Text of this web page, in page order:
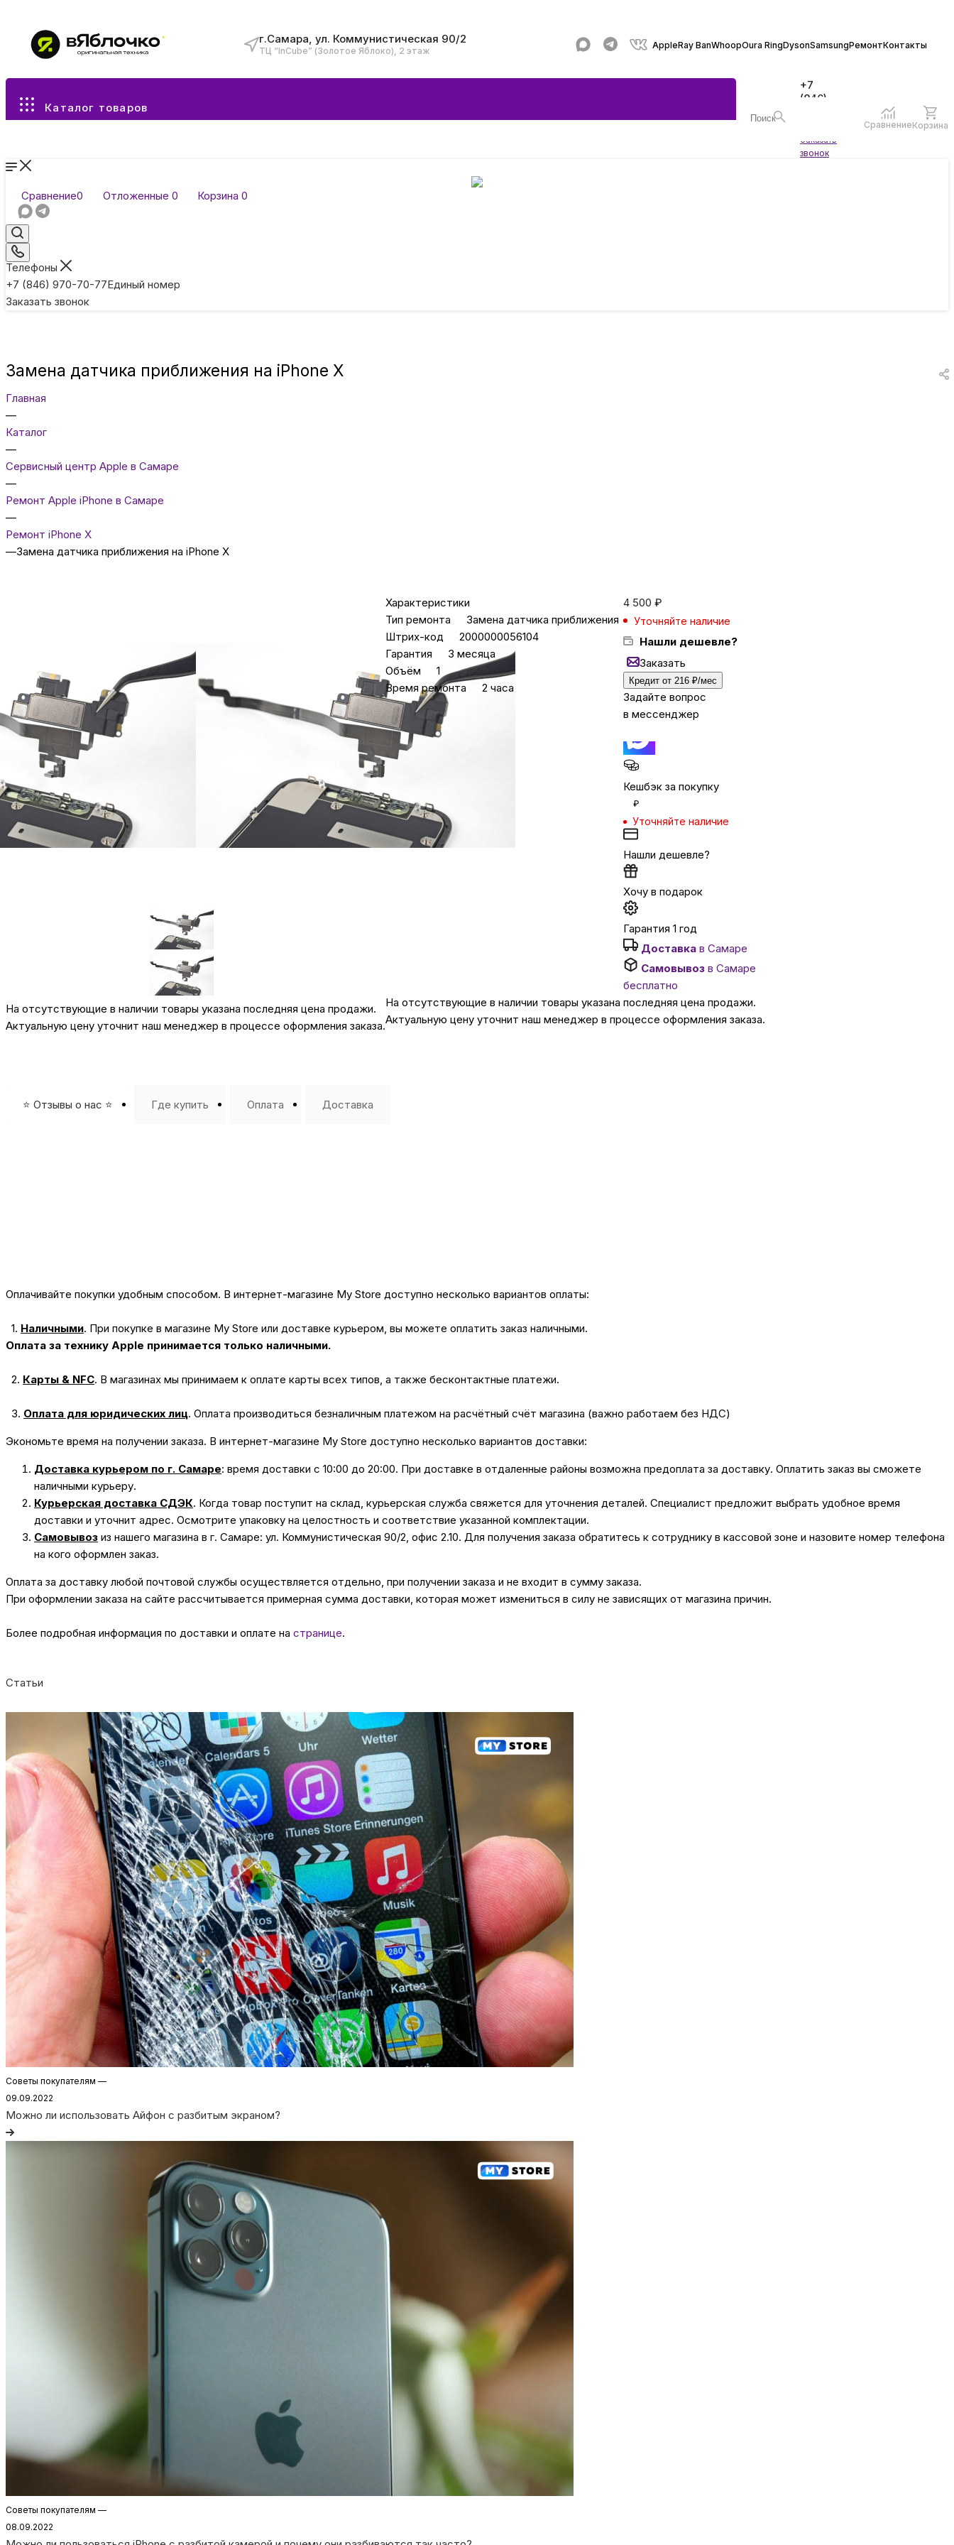
г.Самара, ул. Коммунистическая 90/2
ТЦ “InCube” (Золотое Яблоко), 2 этаж
AppleRay BanWhoopOura RingDysonSamsungРемонтКонтакты
Каталог товаров
+7
(846)
Заказать
звонок
СравнениеКорзина
Сравнение0 Отложенные 0 Корзина 0
Телефоны
+7 (846) 970-70-77Единый номер
Заказать звонок
Все разделы каталога
ТВ и проекторы
Бытовая техника
Красота и здоровье
Сумки и чемоданы
Для дома и дачи
LEGO
Для домашних питомцев
Умный дом и безопасность
Автомобильные аксессуары
Замена датчика приближения на iPhone X
Главная
—
Каталог
—
Сервисный центр Apple в Самаре
—
Ремонт Apple iPhone в Самаре
—
Ремонт iPhone X
—Замена датчика приближения на iPhone X
На отсутствующие в наличии товары указана последняя цена продажи.
Актуальную цену уточнит наш менеджер в процессе оформления заказа.
Характеристики
Тип ремонта
Замена датчика приближения
Штрих-код
2000000056104
Гарантия
3 месяца
Объём
1
Время ремонта
2 часа
4 500 ₽
Уточняйте наличие
Нашли дешевле?
Заказать
Кредит от 216 ₽/мес
Задайте вопрос
в мессенджер
Кешбэк за покупку
₽
Уточняйте наличие
Нашли дешевле?
Хочу в подарок
Гарантия 1 год
Доставкав Самаре
Самовывозв Самаре
бесплатно
На отсутствующие в наличии товары указана последняя цена продажи.
Актуальную цену уточнит наш менеджер в процессе оформления заказа.
⭐️ Отзывы о нас ⭐️ Где купить Оплата Доставка
Оплачивайте покупки удобным способом. В интернет-магазине My Store доступно несколько вариантов оплаты:
1. Наличными. При покупке в магазине My Store или доставке курьером, вы можете оплатить заказ наличными.
Оплата за технику Apple принимается только наличными.
2. Карты & NFC. В магазинах мы принимаем к оплате карты всех типов, а также бесконтактные платежи.
3. Оплата для юридических лиц. Оплата производиться безналичным платежом на расчётный счёт магазина (важно работаем без НДС)
Экономьте время на получении заказа. В интернет-магазине My Store доступно несколько вариантов доставки:
Доставка курьером по г. Самаре: время доставки с 10:00 до 20:00. При доставке в отдаленные районы возможна предоплата за доставку. Оплатить заказ вы сможете
наличными курьеру.
Курьерская доставка СДЭК. Когда товар поступит на склад, курьерская служба свяжется для уточнения деталей. Специалист предложит выбрать удобное время
доставки и уточнит адрес. Осмотрите упаковку на целостность и соответствие указанной комплектации.
Самовывоз из нашего магазина в г. Самаре: ул. Коммунистическая 90/2, офис 2.10. Для получения заказа обратитесь к сотруднику в кассовой зоне и назовите номер телефона
на кого оформлен заказ.
Оплата за доставку любой почтовой службы осуществляется отдельно, при получении заказа и не входит в сумму заказа.
При оформлении заказа на сайте рассчитывается примерная сумма доставки, которая может измениться в силу не зависящих от магазина причин.
Более подробная информация по доставки и оплате на странице.
Статьи
Советы покупателям —
09.09.2022
Можно ли использовать Айфон с разбитым экраном?
Советы покупателям —
08.09.2022